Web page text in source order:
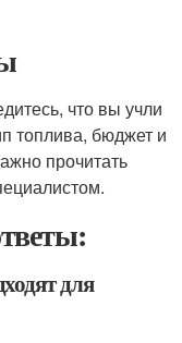
что вы учли
топлива, бюджет и
прочитать
для